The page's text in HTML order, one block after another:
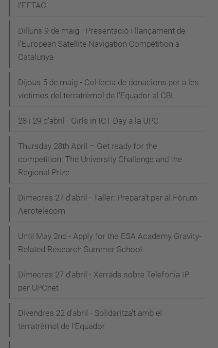
l'EETAC
Dilluns 9 de maig - Presentació i llançament de
l’European Satellite Navigation Competition a
Catalunya
Dijous 5 de maig - Col·lecta de donacions per a les
víctimes del terratrèmol de l'Equador al CBL
28 i 29 d'abril - Girls in ICT Day a la UPC
Thursday 28th April – Get ready for the
competition: The University Challenge and the
Regional Prize
Dimecres 27 d'abril - Taller: Prepara't per al Fòrum
Aerotelecom
Until May 2nd - Apply for the ESA Academy Gravity-
Related Research Summer School
Dimecres 27 d'abril - Xerrada sobre Telefonia IP
per UPCnet
Divendres 22 d'abril - Solidaritza't amb el
terratrèmol de l'Equador